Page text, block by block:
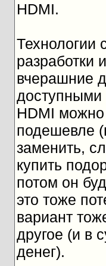
HDMI.
Технологии
разработки
вчерашние
доступными
HDMI можно
подешевле
заменить,
купить
потом он
это тоже
вариант
другое (и в
денег).